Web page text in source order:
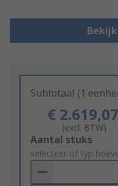
Subtotaal (1
€ 2.619,07
(excl. BTW)
Add
to
Basket
Aantal stuks
selecteer of typ